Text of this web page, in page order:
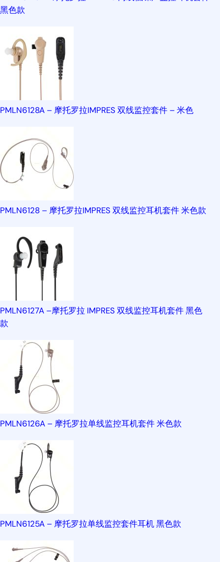
黑色款
PMLN6128A – 摩托罗拉IMPRES 双线监控套件 – 米色
PMLN6128 – 摩托罗拉IMPRES 双线监控耳机套件 米色款
PMLN6127A –摩托罗拉 IMPRES 双线监控耳机套件 黑色
款
PMLN6126A – 摩托罗拉单线监控耳机套件 米色款
PMLN6125A – 摩托罗拉单线监控套件耳机 黑色款